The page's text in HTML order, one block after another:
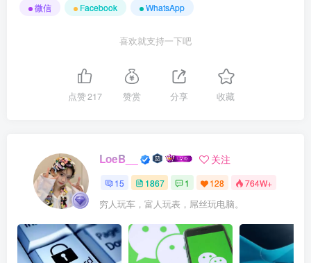
微信
Facebook WhatsApp
喜欢就支持一下吧
点赞217 赞赏 分享 收藏
LoeB__ 关注
15 1867 1 128 764W+
穷人玩车，富人玩表，屌丝玩电脑。